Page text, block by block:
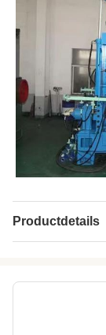
Productdetails
Feeding Mode: